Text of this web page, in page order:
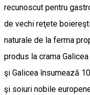
recunoscut pentru
de vechi reţete
naturale de la ferma
produs la crama
şi Galicea însumează
şi soiuri nobile